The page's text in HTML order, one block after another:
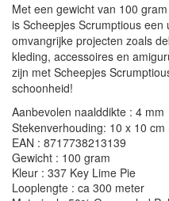
Met een gewicht van 100
is Scheepjes Scrumptious
omvangrijke projecten zoals
kleding, accessoires en
zijn met Scheepjes
schoonheid!
Aanbevolen naalddikte : 4 mm
Stekenverhouding: 10 x 10
EAN : 8717738213139
Gewicht : 100 gram
Kleur : 337 Key Lime Pie
Looplengte : ca 300 meter